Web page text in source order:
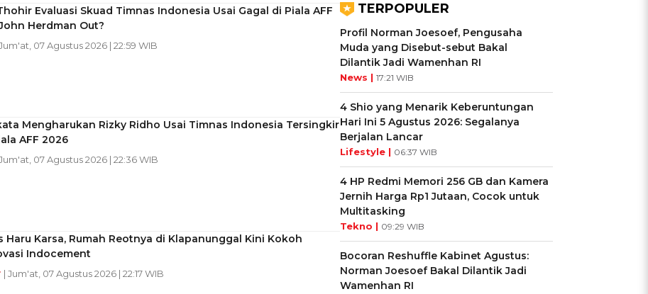
Evaluasi Skuad Timnas Indonesia Usai Gagal di Piala AFF
Herdman Out?
07 Agustus 2026 | 22:59 WIB
Mengharukan Rizky Ridho Usai Timnas Indonesia Tersingkir
AFF 2026
07 Agustus 2026 | 22:36 WIB
Haru Karsa, Rumah Reotnya di Klapanunggal Kini Kokoh
Indocement
| Jum'at, 07 Agustus 2026 | 22:17 WIB
TERPOPULER
Profil Norman Joesoef, Pengusaha
Muda yang Disebut-sebut Bakal
Dilantik Jadi Wamenhan RI
News | 17:21 WIB
4 Shio yang Menarik Keberuntungan
Hari Ini 5 Agustus 2026: Segalanya
Berjalan Lancar
Lifestyle | 06:37 WIB
4 HP Redmi Memori 256 GB dan Kamera
Jernih Harga Rp1 Jutaan, Cocok untuk
Multitasking
Tekno | 09:29 WIB
Bocoran Reshuffle Kabinet Agustus:
Norman Joesoef Bakal Dilantik Jadi
Wamenhan RI